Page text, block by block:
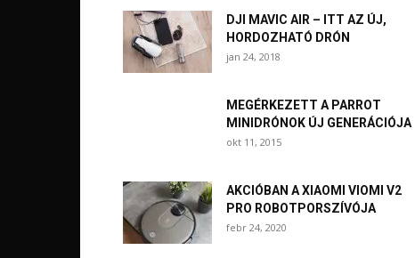
DJI MAVIC AIR – ITT AZ ÚJ,
HORDOZHATÓ DRÓN
jan 24, 2018
MEGÉRKEZETT A PARROT
MINIDRÓNOK ÚJ GENERÁCIÓJA
okt 11, 2015
AKCIÓBAN A XIAOMI VIOMI V2
PRO ROBOTPORSZÍVÓJA
febr 24, 2020